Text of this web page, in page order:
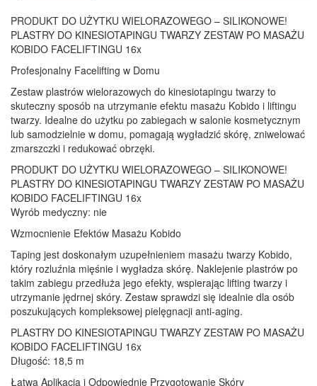
PRODUKT DO UŻYTKU WIELORAZOWEGO – SILIKONOWE!
PLASTRY DO KINESIOTAPINGU TWARZY ZESTAW PO MASAŻU
KOBIDO FACELIFTINGU 16x
Profesjonalny Facelifting w Domu
Zestaw plastrów wielorazowych do kinesiotapingu twarzy to
skuteczny sposób na utrzymanie efektu masażu Kobido i liftingu
twarzy. Idealne do użytku po zabiegach w salonie kosmetycznym
lub samodzielnie w domu, pomagają wygładzić skórę, zniwelować
zmarszczki i redukować obrzęki.
PRODUKT DO UŻYTKU WIELORAZOWEGO – SILIKONOWE!
PLASTRY DO KINESIOTAPINGU TWARZY ZESTAW PO MASAŻU
KOBIDO FACELIFTINGU 16x
Wyrób medyczny: nie
Wzmocnienie Efektów Masażu Kobido
Taping jest doskonałym uzupełnieniem masażu twarzy Kobido,
który rozluźnia mięśnie i wygładza skórę. Naklejenie plastrów po
takim zabiegu przedłuża jego efekty, wspierając lifting twarzy i
utrzymanie jędrnej skóry. Zestaw sprawdzi się idealnie dla osób
poszukujących kompleksowej pielęgnacji anti-aging.
PLASTRY DO KINESIOTAPINGU TWARZY ZESTAW PO MASAŻU
KOBIDO FACELIFTINGU 16x
Długość: 18,5 m
Łatwa Aplikacja i Odpowiednie Przygotowanie Skóry